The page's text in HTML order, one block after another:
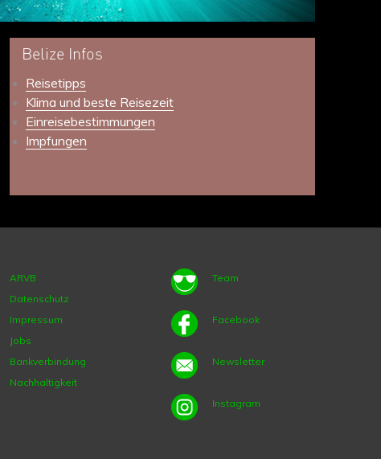
Belize Infos
Reisetipps
Klima und beste Reisezeit
Einreisebestimmungen
Impfungen
ARVB
Datenschutz
Impressum
Jobs
Bankverbindung
Nachhaltigkeit
Team
Facebook
Newsletter
Instagram